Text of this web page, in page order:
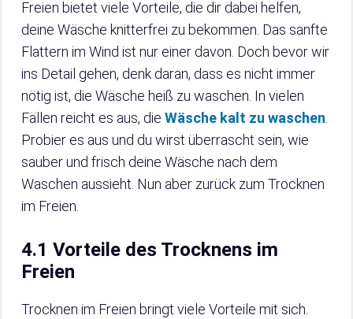
Freien bietet viele Vorteile, die dir dabei helfen,
deine Wäsche knitterfrei zu bekommen. Das sanfte
Flattern im Wind ist nur einer davon. Doch bevor wir
ins Detail gehen, denk daran, dass es nicht immer
nötig ist, die Wäsche heiß zu waschen. In vielen
Fällen reicht es aus, die Wäsche kalt zu waschen.
Probier es aus und du wirst überrascht sein, wie
sauber und frisch deine Wäsche nach dem
Waschen aussieht. Nun aber zurück zum Trocknen
im Freien.
4.1 Vorteile des Trocknens im
Freien
Trocknen im Freien bringt viele Vorteile mit sich.